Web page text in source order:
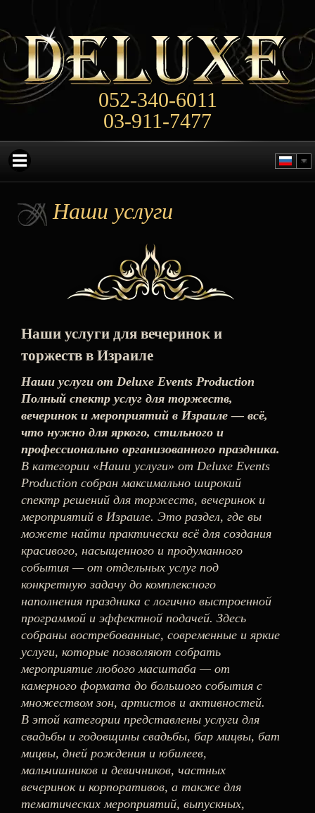
052-340-6011
03-911-7477
Наши услуги
Наши услуги для вечеринок и
торжеств в Израиле
Наши услуги от Deluxe Events Production
Полный спектр услуг для торжеств,
вечеринок и мероприятий в Израиле — всё,
что нужно для яркого, стильного и
профессионально организованного праздника.
В категории «Наши услуги» от Deluxe Events
Production собран максимально широкий
спектр решений для торжеств, вечеринок и
мероприятий в Израиле. Это раздел, где вы
можете найти практически всё для создания
красивого, насыщенного и продуманного
события — от отдельных услуг под
конкретную задачу до комплексного
наполнения праздника с логично выстроенной
программой и эффектной подачей. Здесь
собраны востребованные, современные и яркие
услуги, которые позволяют собрать
мероприятие любого масштаба — от
камерного формата до большого события с
множеством зон, артистов и активностей.
В этой категории представлены услуги для
свадьбы и годовщины свадьбы, бар мицвы, бат
мицвы, дней рождения и юбилеев,
мальчишников и девичников, частных
вечеринок и корпоративов, а также для
тематических мероприятий, выпускных,